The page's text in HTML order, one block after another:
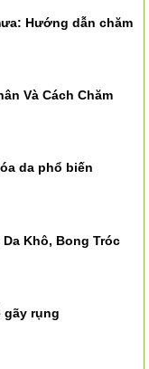
Hướng dẫn chăm
Và Cách Chăm
da phổ biến
Khô, Bong Tróc
gãy rụng